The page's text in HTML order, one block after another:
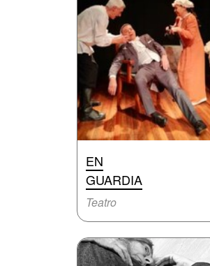
EN
GUARDIA
Teatro